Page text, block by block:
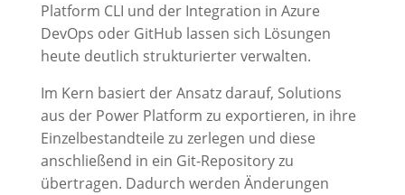
Platform CLI und der Integration in Azure
DevOps oder GitHub lassen sich Lösungen
heute deutlich strukturierter verwalten.
Im Kern basiert der Ansatz darauf, Solutions
aus der Power Platform zu exportieren, in ihre
Einzelbestandteile zu zerlegen und diese
anschließend in ein Git-Repository zu
übertragen. Dadurch werden Änderungen